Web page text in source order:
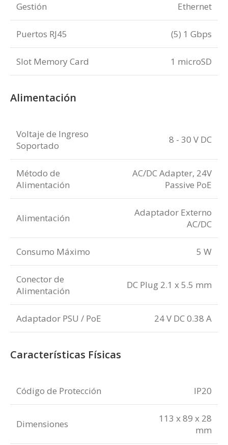
Gestión Ethernet
Puertos RJ45 (5) 1 Gbps
Slot Memory Card 1 microSD
Alimentación
Voltaje de Ingreso
Soportado
8 - 30 V DC
Método de
Alimentación
AC/DC Adapter, 24V
Passive PoE
Alimentación
Adaptador Externo
AC/DC
Consumo Máximo 5 W
Conector de
Alimentación
DC Plug 2.1 x 5.5 mm
Adaptador PSU / PoE 24 V DC 0.38 A
Características Físicas
Código de Protección IP20
Dimensiones
113 x 89 x 28
mm